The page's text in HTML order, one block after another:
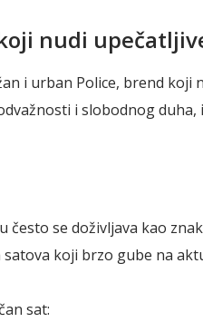
nudi
i urban Police, brend
i slobodnog
često se doživljava kao
koji brzo gube na
sat: